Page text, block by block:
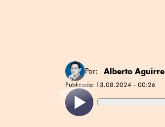
Por: Alberto Aguirre
Publicado: 13.08.2024 - 00:26